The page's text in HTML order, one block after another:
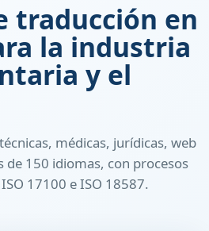
traducción en
la industria
y el
médicas, jurídicas, web
de 150 idiomas, con procesos
17100 e ISO 18587.